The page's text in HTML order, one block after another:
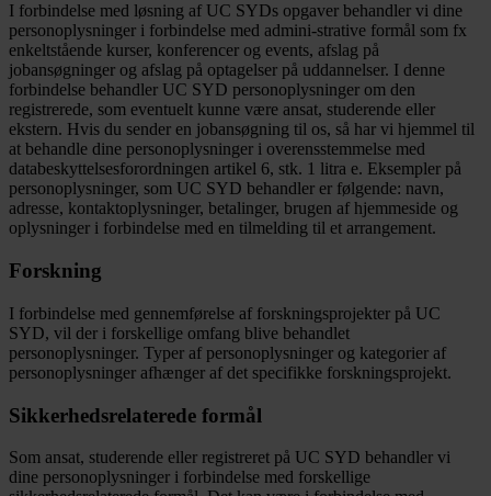
I forbindelse med løsning af UC SYDs opgaver behandler vi dine
personoplysninger i forbindelse med admini-strative formål som fx
enkeltstående kurser, konferencer og events, afslag på
jobansøgninger og afslag på optagelser på uddannelser. I denne
forbindelse behandler UC SYD personoplysninger om den
registrerede, som eventuelt kunne være ansat, studerende eller
ekstern. Hvis du sender en jobansøgning til os, så har vi hjemmel til
at behandle dine personoplysninger i overensstemmelse med
databeskyttelsesforordningen artikel 6, stk. 1 litra e. Eksempler på
personoplysninger, som UC SYD behandler er følgende: navn,
adresse, kontaktoplysninger, betalinger, brugen af hjemmeside og
oplysninger i forbindelse med en tilmelding til et arrangement.
Forskning
I forbindelse med gennemførelse af forskningsprojekter på UC
SYD, vil der i forskellige omfang blive behandlet
personoplysninger. Typer af personoplysninger og kategorier af
personoplysninger afhænger af det specifikke forskningsprojekt.
Sikkerhedsrelaterede formål
Som ansat, studerende eller registreret på UC SYD behandler vi
dine personoplysninger i forbindelse med forskellige